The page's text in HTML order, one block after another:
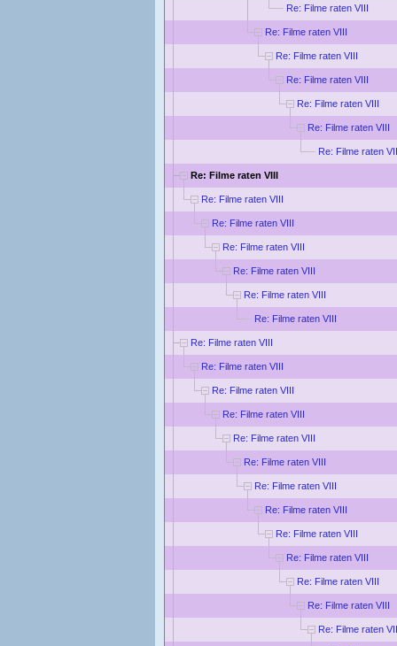
Re: Filme raten VIII
Re: Filme raten VIII
Re: Filme raten VIII
Re: Filme raten VIII
Re: Filme raten VIII
Re: Filme raten VIII
Re: Filme raten
Re: Filme raten VIII
Re: Filme raten VIII
Re: Filme raten VIII
Re: Filme raten VIII
Re: Filme raten VIII
Re: Filme raten VIII
Re: Filme raten VIII
Re: Filme raten VIII
Re: Filme raten VIII
Re: Filme raten VIII
Re: Filme raten VIII
Re: Filme raten VIII
Re: Filme raten VIII
Re: Filme raten VIII
Re: Filme raten VIII
Re: Filme raten VIII
Re: Filme raten VIII
Re: Filme raten VIII
Re: Filme raten VIII
Re: Filme raten